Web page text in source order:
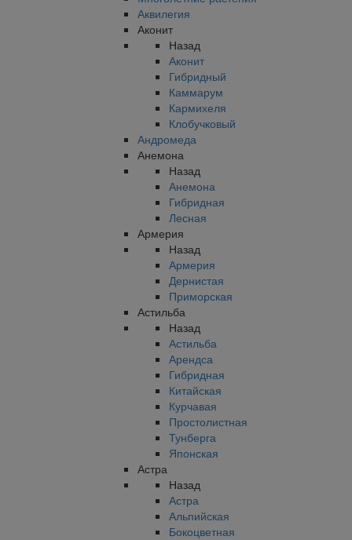
Аквилегия
Аконит
Назад
Аконит
Гибридный
Каммарум
Кармихеля
Клобучковый
Андромеда
Анемона
Назад
Анемона
Гибридная
Лесная
Армерия
Назад
Армерия
Дернистая
Приморская
Астильба
Назад
Астильба
Арендса
Гибридная
Китайская
Курчавая
Простолистная
Тунберга
Японская
Астра
Назад
Астра
Альпийская
Бокоцветная